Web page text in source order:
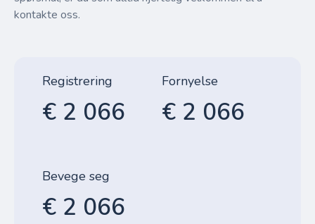
kontakte oss.
Registrering
€ 2 066
Fornyelse
€ 2 066
Bevege seg
€ 2 066